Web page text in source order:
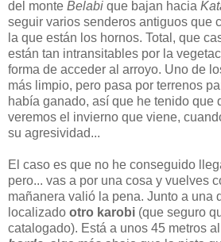
del monte Belabi que bajan hacia
seguir varios senderos antiguos que
la que están los hornos. Total, que
están tan intransitables por la
forma de acceder al arroyo. Uno de
más limpio, pero pasa por terrenos
había ganado, así que he tenido que
veremos el invierno que viene,
su agresividad...
El caso es que no he conseguido
pero... vas a por una cosa y vuelves
mañanera valió la pena. Junto a una
localizado otro karobi (que seguro
catalogado). Está a unos 45 metros